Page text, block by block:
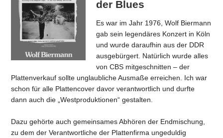
der Blues
Es war im Jahr 1976, Wolf Biermann
gab sein legendäres Konzert in Köln
und wurde daraufhin aus der DDR
ausgebürgert. Natürlich wurde alles
von CBS mitgeschnitten – der
Plattenverkauf sollte unglaubliche Ausmaße erreichen. Ich war
schon für alle Plattencover davor verantwortlich und durfte
dann auch die „Westproduktionen“ gestalten.
Dazu gehörte auch gemeinsames Abhören der Endmischung,
zu dem der Verantwortliche der Plattenfirma ungeduldig